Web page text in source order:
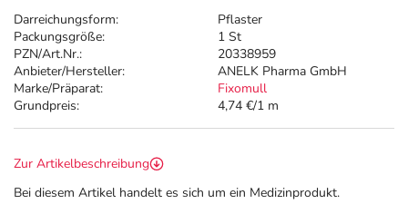
Darreichungsform:
Pflaster
Packungsgröße:
1 St
PZN/Art.Nr.:
20338959
Anbieter/Hersteller:
ANELK Pharma GmbH
Marke/Präparat:
Fixomull
Grundpreis:
4,74 €/1 m
Zur Artikelbeschreibung
Bei diesem Artikel handelt es sich um ein Medizinprodukt.